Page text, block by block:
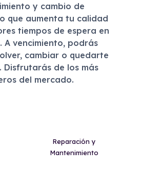
y cambio de
que aumenta tu calidad
tiempos de espera en
A vencimiento, podrás
cambiar o quedarte
Disfrutarás de los más
del mercado.
Reparación y
Mantenimiento